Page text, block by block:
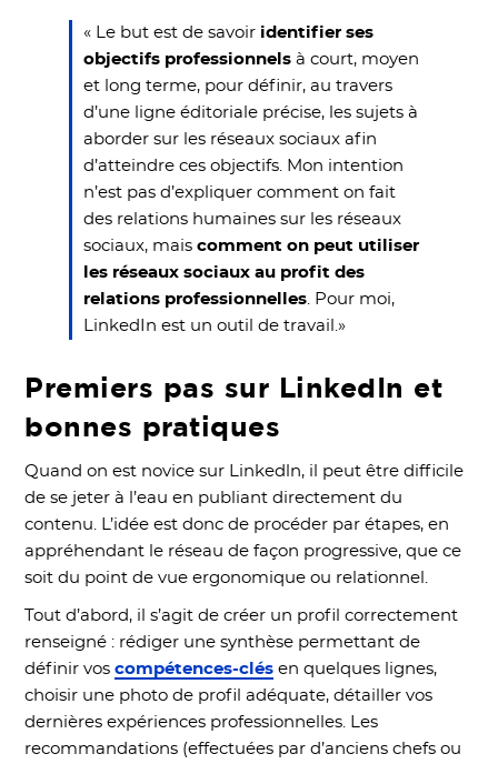
« Le but est de savoir identifier ses
objectifs professionnelsà court, moyen
et long terme, pour définir, au travers
d’une ligne éditoriale précise, les sujets à
aborder sur les réseaux sociaux afin
d’atteindre ces objectifs. Mon intention
n’est pas d’expliquer comment on fait
des relations humaines sur les réseaux
sociaux, maiscomment on peut utiliser
les réseaux sociaux au profit des
relations professionnelles . Pour moi,
LinkedIn est un outil de travail.»
Premiers pas sur LinkedIn et
bonnes pratiques
Quand on est novice sur Linkedln, il peut être difficile
de se jeter à l’eau en publiant directement du
contenu. L’idée est donc de procéder par étapes, en
appréhendant le réseau de façon progressive, que ce
soit du point de vue ergonomique ou relationnel.
Tout d’abord, il s’agit de créer un profil correctement
renseigné : rédiger une synthèse permettant de
définir voscompétences-clés en quelques lignes,
choisir une photo de profil adéquate, détailler vos
dernières expériences professionnelles. Les
recommandations (effectuées par d’anciens chefs ou